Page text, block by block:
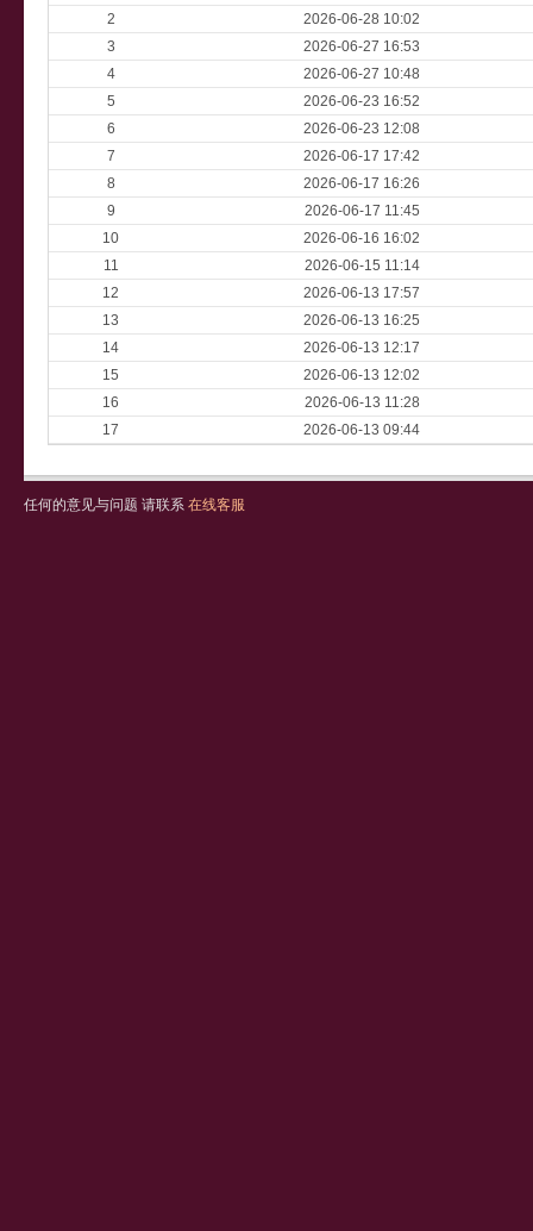
2
2026-06-28 10:02
3
2026-06-27 16:53
4
2026-06-27 10:48
5
2026-06-23 16:52
6
2026-06-23 12:08
7
2026-06-17 17:42
8
2026-06-17 16:26
9
2026-06-17 11:45
10
2026-06-16 16:02
11
2026-06-15 11:14
12
2026-06-13 17:57
13
2026-06-13 16:25
14
2026-06-13 12:17
15
2026-06-13 12:02
16
2026-06-13 11:28
17
2026-06-13 09:44
任何的意见与问题 请联系 在线客服